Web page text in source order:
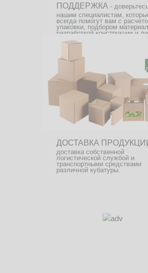
ПОДДЕРЖКА - доверьтесь
нашим специалистам,
всегда помогут вам с
упаковки, подбором
разработкой конструкции и
ДОСТАВКА
доставка собственной
логистической службой и
транспортными средствами
различной кубатуры.